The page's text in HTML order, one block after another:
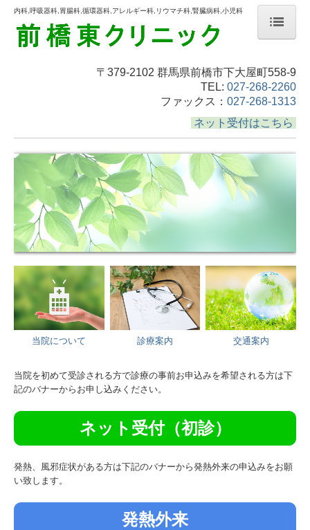
交通案内
コラム
スタッフの募集
内科,呼吸器科,胃腸科,循環器科,アレルギー科,リウマチ科,腎臓病科,小児科
〒379-2102 群馬県前橋市下大屋町558-9
TEL: 027-268-2260
ファックス： 027-268-1313
ネット受付はこちら
当院について 診療案内 交通案内
当院を初めて受診される方で診療の事前お申込みを希望される方は下
記のバナーからお申し込みください。
ネット受付（初診）
発熱、風邪症状がある方は下記のバナーから発熱外来の申込みをお願
い致します。
発熱外来